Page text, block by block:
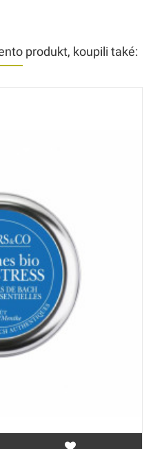
produkt, koupili také: